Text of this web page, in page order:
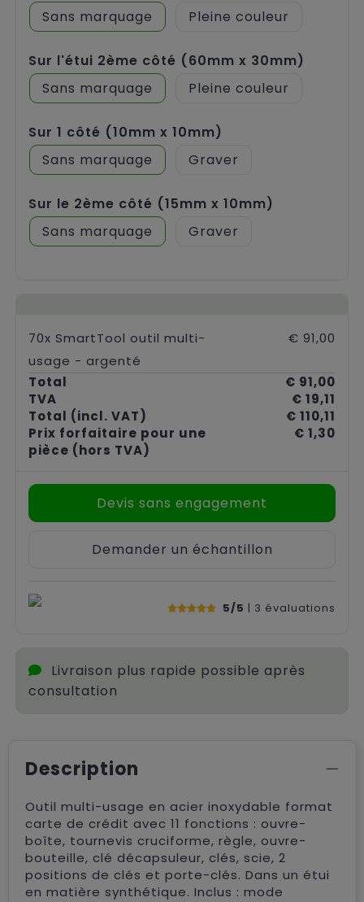
Sans marquage
Pleine couleur
Sur l'étui 2ème côté (60mm x 30mm)
Sans marquage
Pleine couleur
Sur 1 côté (10mm x 10mm)
Sans marquage
Graver
Sur le 2ème côté (15mm x 10mm)
Sans marquage
Graver
70x SmartTool outil multi-
usage - argenté
€ 91,00
Total
€ 91,00
TVA
€ 19,11
Total (incl. VAT)
€ 110,11
Prix forfaitaire pour une
pièce (hors TVA)
€ 1,30
Devis sans engagement
Demander un échantillon
5/5 | 3 évaluations
Livraison plus rapide possible après
consultation
Description
Outil multi-usage en acier inoxydable format
carte de crédit avec 11 fonctions : ouvre-
boîte, tournevis cruciforme, règle, ouvre-
bouteille, clé décapsuleur, clés, scie, 2
positions de clés et porte-clés. Dans un étui
en matière synthétique. Inclus : mode